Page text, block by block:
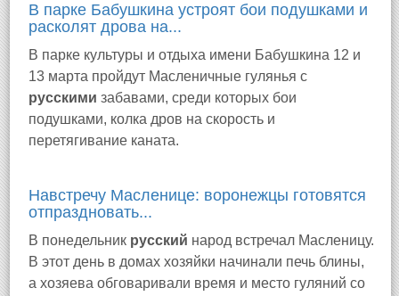
В парке Бабушкина устроят бои подушками и
расколят дрова на...
В парке культуры и отдыха имени Бабушкина 12 и
13 марта пройдут Масленичные гулянья с
русскими забавами, среди которых бои
подушками, колка дров на скорость и
перетягивание каната.
Навстречу Масленице: воронежцы готовятся
отпраздновать...
В понедельник русский народ встречал Масленицу.
В этот день в домах хозяйки начинали печь блины,
а хозяева обговаривали время и место гуляний со